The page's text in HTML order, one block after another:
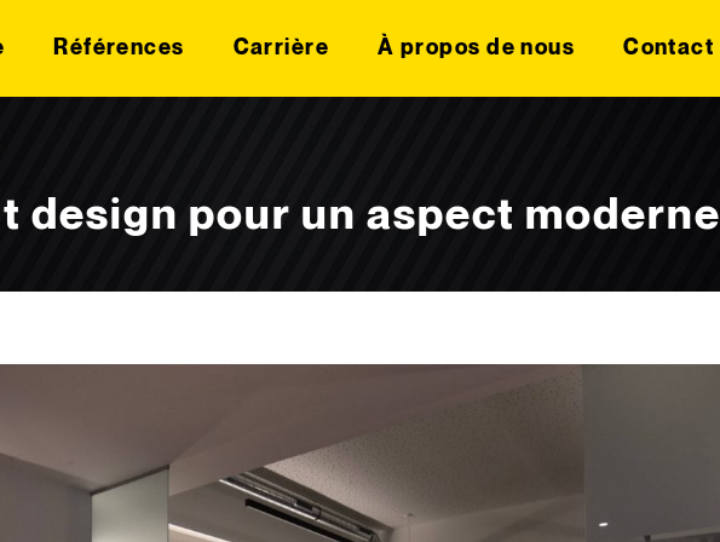
Références Carrière À propos de nous Contact
design pour un aspect moderne